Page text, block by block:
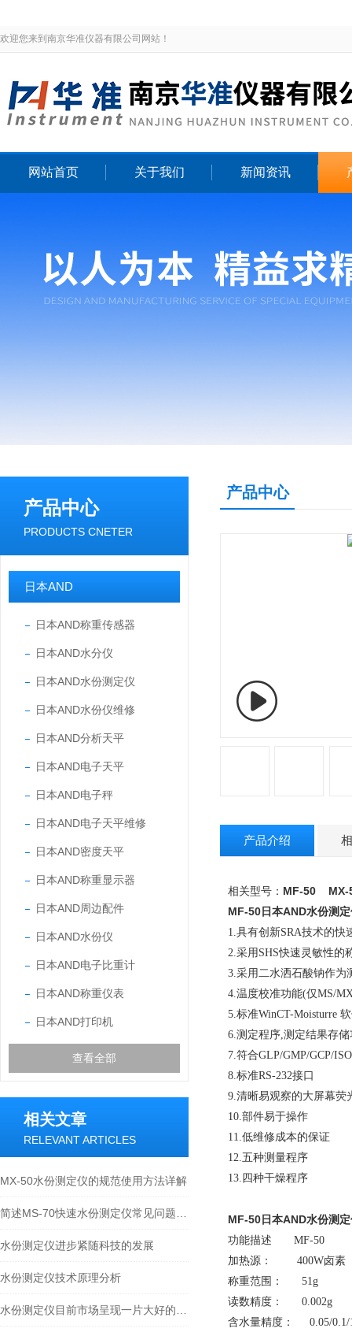
欢迎您来到南京华准仪器有限公司网站！
网站首页 关于我们 新闻资讯
产品中心
PRODUCTS CNETER
日本AND
日本AND称重传感器
日本AND水分仪
日本AND水份测定仪
日本AND水份仪维修
日本AND分析天平
日本AND电子天平
日本AND电子秤
日本AND电子天平维修
日本AND密度天平
日本AND称重显示器
日本AND周边配件
日本AND水份仪
日本AND电子比重计
日本AND称重仪表
日本AND打印机
查看全部
相关文章
RELEVANT ARTICLES
MX-50水份测定仪的规范使用方法详解
水份测定仪进步紧随科技的发展
水份测定仪技术原理分析
产品中心
产品介绍
相关型号： MF-50
MF-50日本AND水份测
1.具有创新SRA技术的快
2.采用SHS快速灵敏性的
3.采用二水洒石酸钠作为
4.温度校准功能(仅MS/
5.标准WinCT-Moisturre
6.测定程序,测定结果存储
7.符合GLP/GMP/GCP/
8.标准RS-232接口
9.清晰易观察的大屏幕荧
10.部件易于操作
11.低维修成本的保证
12.五种测量程序
13.四种干燥程序
MF-50日本AND水份测
功能描述 MF-50
加热源： 400W卤素
称重范围： 51g
读数精度： 0.002g
含水量精度： 0.05/0.1/